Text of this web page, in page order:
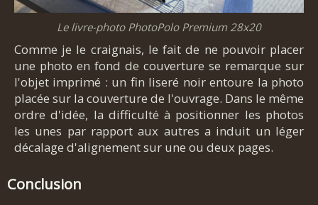
Le livre-photo PhotoPolo Premium 28x20
Comme je le craignais, le fait de ne pouvoir placer
une photo en fond de couverture se remarque sur
l'objet imprimé : un fin liseré noir entoure la photo
placée sur la couverture de l'ouvrage. Dans le même
ordre d'idée, la difficulté à positionner les photos
les unes par rapport aux autres a induit un léger
décalage d'alignement sur une ou deux pages.
Conclusion